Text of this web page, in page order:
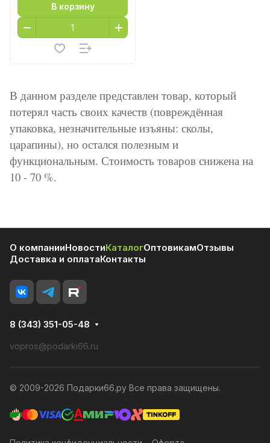
В корзину
В данном разделе представлен товар, который
потерял часть своих качеств (повреждённая
упаковка, незначительные изъяны: сколы,
царапины), но остался полезным и
функциональным. Стоимость товаров снижена на
10 - 70 %.
О компанииНовостиКаталогОптовикамОтзывы
Доставка и оплатаКонтакты
8 (343) 351-05-48
vopros@podarki66.ru
© 2009-2026 Подарки66.ру Все права защищены.